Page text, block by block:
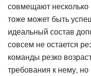
совмещают несколько
тоже может быть
идеальный состав
совсем не остается
команды резко
требования к нему,